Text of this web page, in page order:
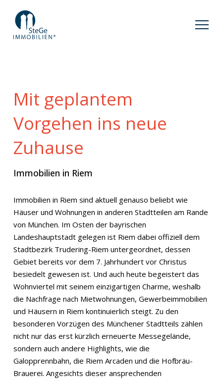
Mit geplantem
Vorgehen ins neue
Zuhause
Immobilien in Riem
Immobilien in Riem sind aktuell genauso beliebt wie
Häuser und Wohnungen in anderen Stadtteilen am Rande
von München. Im Osten der bayrischen
Landeshauptstadt gelegen ist Riem dabei offiziell dem
Stadtbezirk Trudering-Riem untergeordnet, dessen
Gebiet bereits vor dem 7. Jahrhundert vor Christus
besiedelt gewesen ist. Und auch heute begeistert das
Wohnviertel mit seinem einzigartigen Charme, weshalb
die Nachfrage nach Mietwohnungen, Gewerbeimmobilien
und Häusern in Riem kontinuierlich steigt. Zu den
besonderen Vorzügen des Münchener Stadtteils zählen
nicht nur das erst kürzlich erneuerte Messegelände,
sondern auch andere Highlights, wie die
Galopprennbahn, die Riem Arcaden und die Hofbräu-
Brauerei. Angesichts dieser ansprechenden